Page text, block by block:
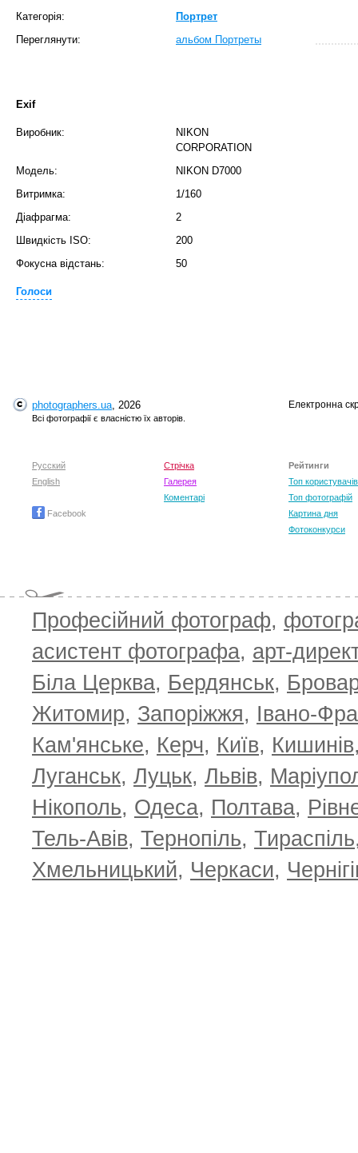
Категорія:
Портрет
Переглянути:
альбом Портреты
Exif
Виробник:
NIKON
CORPORATION
Модель:
NIKON D7000
Витримка:
1/160
Діафрагма:
2
Швидкість ISO:
200
Фокусна відстань:
50
Голоси
photographers.ua, 2026
Всі фотографії є власністю їх авторів.
Електронна
Русский
English
Facebook
Стрічка
Галерея
Коментарі
Рейтинги
Топ користувачів
Топ фотографій
Картина дня
Фотоконкурси
Професійний фотограф,
асистент фотографа, арт-
Біла Церква, Бердянськ,
Житомир, Запоріжжя, Івано-
Кам'янське, Керч, Київ, Кишинів
Луганськ, Луцьк, Львів,
Нікополь, Одеса, Полтава,
Тель-Авів, Тернопіль, Тираспіль
Хмельницький, Черкаси,